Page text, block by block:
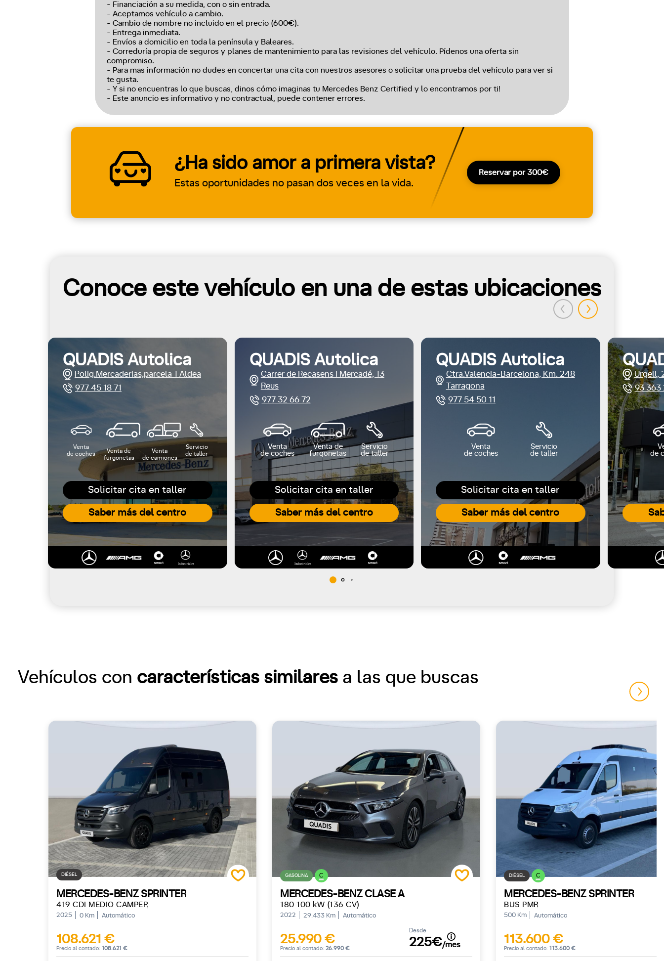
- Financiación a su medida, con o sin entrada.
- Aceptamos vehículo a cambio.
- Cambio de nombre no incluido en el precio (600€).
- Entrega inmediata.
- Envíos a domicilio en toda la península y Baleares.
- Correduría propia de seguros y planes de mantenimiento para las revisiones del vehículo. Pídenos una oferta sin
compromiso.
- Para mas información no dudes en concertar una cita con nuestros asesores o solicitar una prueba del vehículo para ver si
te gusta.
- Y si no encuentras lo que buscas, dinos cómo imaginas tu Mercedes Benz Certified y lo encontramos por ti!
- Este anuncio es informativo y no contractual, puede contener errores.
¿Ha sido amor a primera vista?
Estas oportunidades no pasan dos veces en la vida.
Reservar por 300€
Conoce este vehículo en una de estas ubicaciones
Solicitar cita en taller
Saber más del centro
QUADIS Autolica
Polig.Mercaderias,parcela 1 Aldea
977 45 18 71
Venta
de coches
Venta de
furgonetas
Venta
de camiones
Servicio
de taller
Solicitar cita en taller
Saber más del centro
QUADIS Autolica
Carrer de Recasens i Mercadé, 13
Reus
977 32 66 72
Venta
de coches
Venta de
furgonetas
Servicio
de taller
Solicitar cita en taller
Saber más del centro
QUADIS Autolica
Ctra.Valencia-Barcelona, Km. 248
Tarragona
977 54 50 11
Venta
de coches
Servicio
de taller
Urgell,
93 363
de
Vehículos con características similares a las que buscas
DIÉSEL
MERCEDES-BENZ SPRINTER
419 CDI MEDIO CAMPER
2025 0 Km Automático
108.621 €
Precio al contado: 108.621 €
GASOLINA C
MERCEDES-BENZ CLASE A
180 100 kW (136 CV)
2022 29.433 Km Automático
25.990 €
Precio al contado: 26.990 €
Desde
225€/mes
DIÉSEL C
MERCEDES-BENZ SPRINTER
BUS PMR
500 Km Automático
113.600 €
Precio al contado: 113.600 €